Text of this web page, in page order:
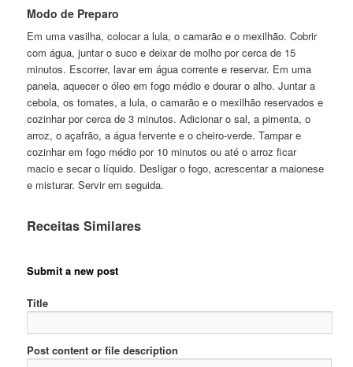
Modo de Preparo
Em uma vasilha, colocar a lula, o camarão e o mexilhão. Cobrir
com água, juntar o suco e deixar de molho por cerca de 15
minutos. Escorrer, lavar em água corrente e reservar. Em uma
panela, aquecer o óleo em fogo médio e dourar o alho. Juntar a
cebola, os tomates, a lula, o camarão e o mexilhão reservados e
cozinhar por cerca de 3 minutos. Adicionar o sal, a pimenta, o
arroz, o açafrão, a água fervente e o cheiro-verde. Tampar e
cozinhar em fogo médio por 10 minutos ou até o arroz ficar
macio e secar o líquido. Desligar o fogo, acrescentar a maionese
e misturar. Servir em seguida.
Receitas Similares
Submit a new post
Title
Post content or file description